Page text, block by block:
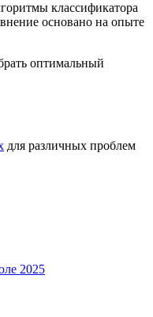
классификатора
основано на опыте
оптимальный
для различных проблем
2025